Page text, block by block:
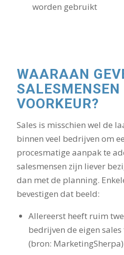
worden gebruikt
WAARAAN
SALESMENSEN
VOORKEUR?
Sales is misschien wel de
binnen veel bedrijven om
procesmatige aanpak te
salesmensen zijn liever
dan met de planning.
bevestigen dat beeld:
Allereerst heeft ruim
bedrijven de eigen
(bron: